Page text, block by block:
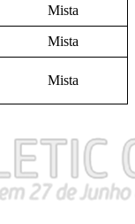
Mista
Mista
Mista